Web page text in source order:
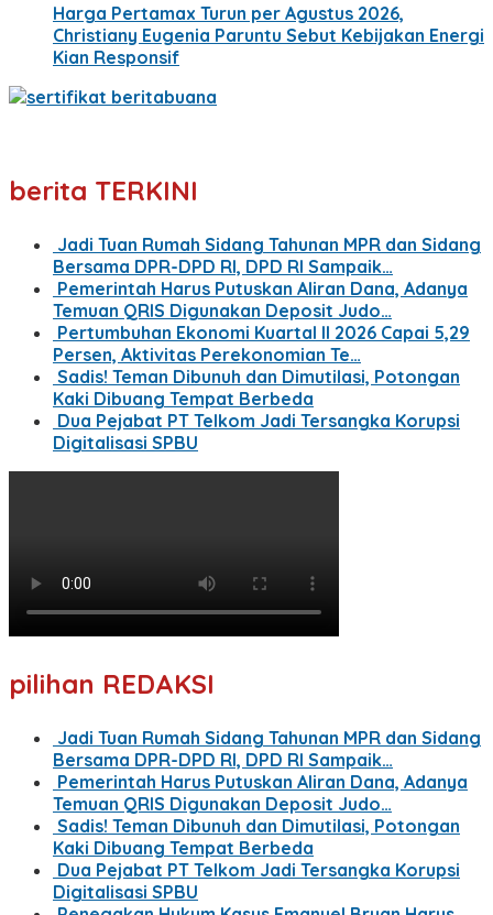
Harga Pertamax Turun per Agustus 2026,
Christiany Eugenia Paruntu Sebut Kebijakan Energi
Kian Responsif
berita TERKINI
Jadi Tuan Rumah Sidang Tahunan MPR dan Sidang
Bersama DPR-DPD RI, DPD RI Sampaik…
Pemerintah Harus Putuskan Aliran Dana, Adanya
Temuan QRIS Digunakan Deposit Judo…
Pertumbuhan Ekonomi Kuartal II 2026 Capai 5,29
Persen, Aktivitas Perekonomian Te…
Sadis! Teman Dibunuh dan Dimutilasi, Potongan
Kaki Dibuang Tempat Berbeda
Dua Pejabat PT Telkom Jadi Tersangka Korupsi
Digitalisasi SPBU
pilihan REDAKSI
Jadi Tuan Rumah Sidang Tahunan MPR dan Sidang
Bersama DPR-DPD RI, DPD RI Sampaik…
Pemerintah Harus Putuskan Aliran Dana, Adanya
Temuan QRIS Digunakan Deposit Judo…
Sadis! Teman Dibunuh dan Dimutilasi, Potongan
Kaki Dibuang Tempat Berbeda
Dua Pejabat PT Telkom Jadi Tersangka Korupsi
Digitalisasi SPBU